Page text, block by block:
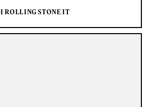
ROLLING STONE IT